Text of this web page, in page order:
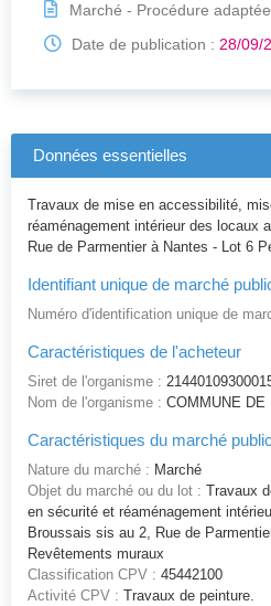
Marché - Procédure adaptée
Date de publication : 28/09/
Données essentielles
Travaux de mise en accessibilité,
réaménagement intérieur des locaux
Rue de Parmentier à Nantes - Lot 6
Identifiant unique de marché
Numéro d'identification unique de
Caractéristiques de l'acheteur
Siret de l'organisme :
Nom de l'organisme : COMMUNE DE
Caractéristiques du marché public
Nature du marché : Marché
Objet du marché ou du lot : Travaux
en sécurité et réaménagement
Broussais sis au 2, Rue de
Revêtements muraux
Classification CPV : 45442100
Activité CPV : Travaux de peinture.